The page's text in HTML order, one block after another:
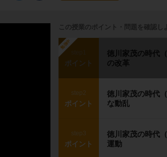
この授業のポイント・問題を確認し
勉強中
ポイント
徳川家茂の時代
の改革
step2
ポイント
徳川家茂の時代
な動乱
step3
ポイント
徳川家茂の時代
運動